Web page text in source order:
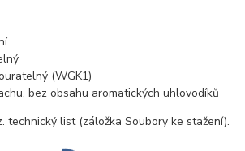
(WGK1)
bez obsahu aromatických uhlovodíků
technický list (záložka Soubory ke stažení).